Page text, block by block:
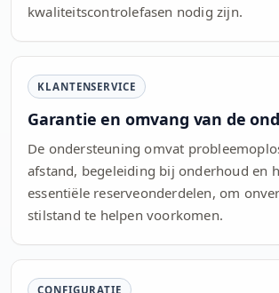
kwaliteitscontrolefasen nodig zijn.
KLANTENSERVICE
Garantie en omvang van de
De ondersteuning omvat
afstand, begeleiding bij onderhoud en
essentiële reserveonderdelen, om
stilstand te helpen voorkomen.
CONFIGURATIE